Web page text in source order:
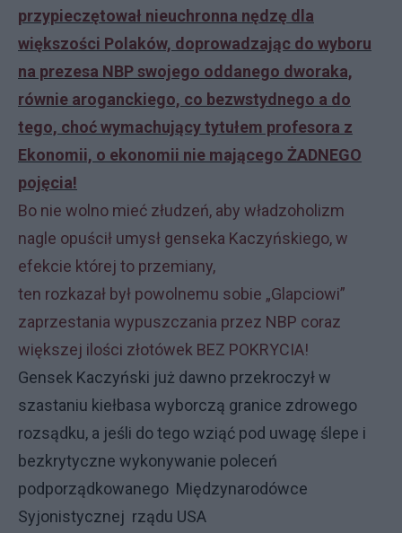
przypieczętował nieuchronna nędzę dla
większości Polaków, doprowadzając do wyboru
na prezesa NBP swojego oddanego dworaka,
równie aroganckiego, co bezwstydnego a do
tego, choć wymachujący tytułem profesora z
Ekonomii, o ekonomii nie mającego ŻADNEGO
pojęcia!
Bo nie wolno mieć złudzeń, aby władzoholizm
nagle opuścił umysł genseka Kaczyńskiego, w
efekcie której to przemiany,
ten rozkazał był powolnemu sobie „Glapciowi”
zaprzestania wypuszczania przez NBP coraz
większej ilości złotówek BEZ POKRYCIA!
Gensek Kaczyński już dawno przekroczył w
szastaniu kiełbasa wyborczą granice zdrowego
rozsądku, a jeśli do tego wziąć pod uwagę ślepe i
bezkrytyczne wykonywanie poleceń
podporządkowanego Międzynarodówce
Syjonistycznej rządu USA